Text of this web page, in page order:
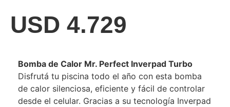
USD 4.729
Bomba de Calor Mr. Perfect Inverpad Turbo
Disfrutá tu piscina todo el año con esta bomba
de calor silenciosa, eficiente y fácil de controlar
desde el celular. Gracias a su tecnología Inverpad